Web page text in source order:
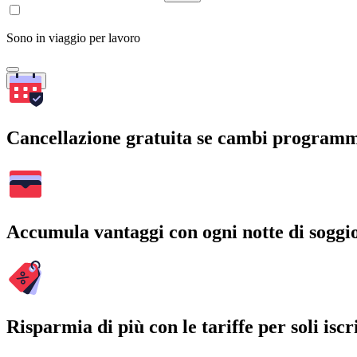
Sono in viaggio per lavoro
Cerca
Cancellazione gratuita se cambi
Accumula vantaggi con ogni notte di
Risparmia di più con le tariffe per soli